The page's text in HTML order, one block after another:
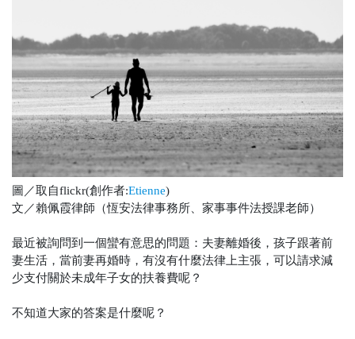
圖／取自flickr(創作者:Etienne)
文／賴佩霞律師（恆安法律事務所、家事事件法授課老師）
最近被詢問到一個蠻有意思的問題：夫妻離婚後，孩子跟著前
妻生活，當前妻再婚時，有沒有什麼法律上主張，可以請求減
少支付關於未成年子女的扶養費呢？
不知道大家的答案是什麼呢？